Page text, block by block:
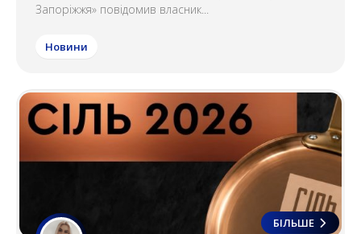
Запоріжжя» повідомив власник...
Новини
БІЛЬШЕ